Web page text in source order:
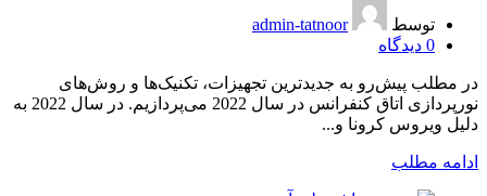
توسط
admin-tatnoor
0 دیدگاه
در مطلب پیش‌رو به جدیدترین تجهیزات، تکنیک‌ها و روش‌های
نورپردازی اتاق کنفرانس در سال 2022 می‌پردازیم. در سال 2022 به
دلیل ویروس کرونا و...
ادامه مطلب